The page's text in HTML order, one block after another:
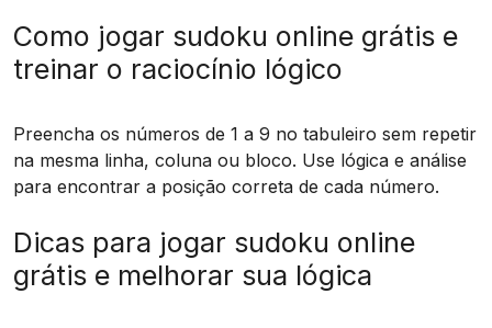
Como jogar sudoku online grátis e
treinar o raciocínio lógico
Preencha os números de 1 a 9 no tabuleiro sem repetir
na mesma linha, coluna ou bloco. Use lógica e análise
para encontrar a posição correta de cada número.
Dicas para jogar sudoku online
grátis e melhorar sua lógica